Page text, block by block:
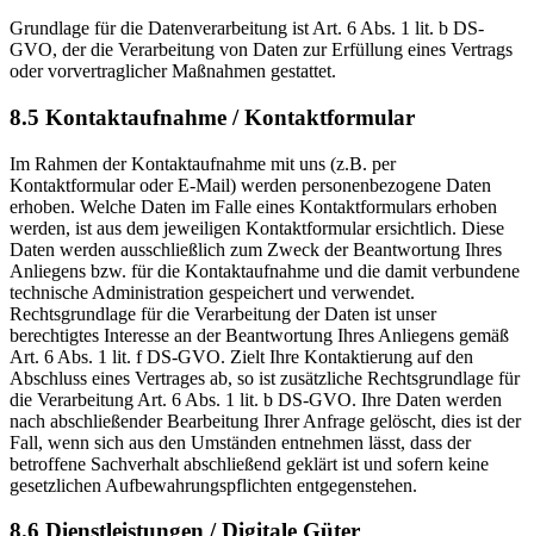
Grundlage für die Datenverarbeitung ist Art. 6 Abs. 1 lit. b DS-
GVO, der die Verarbeitung von Daten zur Erfüllung eines Vertrags
oder vorvertraglicher Maßnahmen gestattet.
8.5 Kontaktaufnahme / Kontaktformular
Im Rahmen der Kontaktaufnahme mit uns (z.B. per
Kontaktformular oder E-Mail) werden personenbezogene Daten
erhoben. Welche Daten im Falle eines Kontaktformulars erhoben
werden, ist aus dem jeweiligen Kontaktformular ersichtlich. Diese
Daten werden ausschließlich zum Zweck der Beantwortung Ihres
Anliegens bzw. für die Kontaktaufnahme und die damit verbundene
technische Administration gespeichert und verwendet.
Rechtsgrundlage für die Verarbeitung der Daten ist unser
berechtigtes Interesse an der Beantwortung Ihres Anliegens gemäß
Art. 6 Abs. 1 lit. f DS-GVO. Zielt Ihre Kontaktierung auf den
Abschluss eines Vertrages ab, so ist zusätzliche Rechtsgrundlage für
die Verarbeitung Art. 6 Abs. 1 lit. b DS-GVO. Ihre Daten werden
nach abschließender Bearbeitung Ihrer Anfrage gelöscht, dies ist der
Fall, wenn sich aus den Umständen entnehmen lässt, dass der
betroffene Sachverhalt abschließend geklärt ist und sofern keine
gesetzlichen Aufbewahrungspflichten entgegenstehen.
8.6 Dienstleistungen / Digitale Güter